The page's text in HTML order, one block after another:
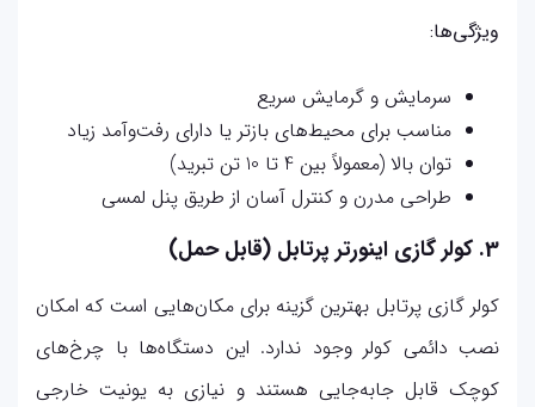
ویژگی‌ها:
سرمایش و گرمایش سریع
مناسب برای محیط‌های بازتر یا دارای رفت‌وآمد زیاد
توان بالا (معمولاً بین 4 تا 10 تن تبرید)
طراحی مدرن و کنترل آسان از طریق پنل لمسی
3. کولر گازی اینورتر پرتابل (قابل حمل)
کولر گازی پرتابل بهترین گزینه برای مکان‌هایی است که امکان
نصب دائمی کولر وجود ندارد. این دستگاه‌ها با چرخ‌های
کوچک قابل جابه‌جایی هستند و نیازی به یونیت خارجی